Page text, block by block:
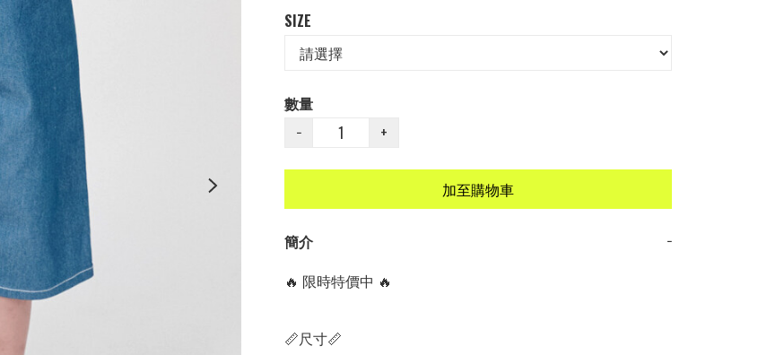
SIZE
數量
−
+
加至購物車
簡介
−
🔥 限時特價中 🔥
📏尺寸📏